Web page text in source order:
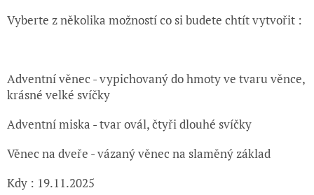
Vyberte z několika možností co si budete chtít vytvořit :
Adventní věnec - vypichovaný do hmoty ve tvaru věnce,
krásné velké svíčky
Adventní miska - tvar ovál, čtyři dlouhé svíčky
Věnec na dveře - vázaný věnec na slaměný základ
Kdy : 19.11.2025